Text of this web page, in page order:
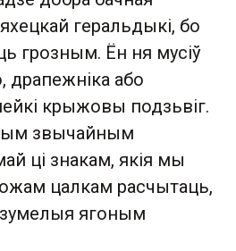
геральдыкі, бо
грозным. Ён ня мусіў
драпежніка або
крыжовы подзьвіг.
звычайным
ці знакам, якія мы
цалкам расчытаць,
ягоным